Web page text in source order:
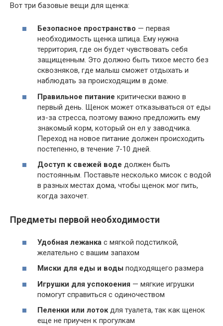
Вот три базовые вещи для щенка:
Безопасное пространство — первая
необходимость щенка шпица. Ему нужна
территория, где он будет чувствовать себя
защищенным. Это должно быть тихое место без
сквозняков, где малыш сможет отдыхать и
наблюдать за происходящим в доме.
Правильное питание критически важно в
первый день. Щенок может отказываться от еды
из-за стресса, поэтому важно предложить ему
знакомый корм, который он ел у заводчика.
Переход на новое питание должен происходить
постепенно, в течение 7-10 дней.
Доступ к свежей воде должен быть
постоянным. Поставьте несколько мисок с водой
в разных местах дома, чтобы щенок мог пить,
когда захочет.
Предметы первой необходимости
Удобная лежанка с мягкой подстилкой,
желательно с вашим запахом
Миски для еды и воды подходящего размера
Игрушки для успокоения — мягкие игрушки
помогут справиться с одиночеством
Пеленки или лотокдля туалета, так как щенок
еще не приучен к прогулкам